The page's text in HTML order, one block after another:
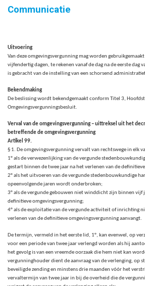
Communicatie
Uitvoering
Van deze omgevingsvergunning mag worden
vijfendertigdagen, te rekenen vanaf de dag na de eerste dag
is gebracht van de instelling van een schorsend
Bekendmaking
De beslissing wordt bekendgemaakt conform Titel 3,
Omgevingsvergunningsbesluit.
Verval van de omgevingsvergunning – uittreksel uit het
betreffende de omgevingsvergunning
Artikel 99.
§ 1. De omgevingsvergunning vervalt van rechtswege in elk
1° als de verwezenlijking van de vergunde
gestart binnen de twee jaar na het verlenen van de
2° als het uitvoeren van de vergunde stedenbouwkundige
opeenvolgende jaren wordt onderbroken;
3° als de vergunde gebouwen niet winddicht zijn binnen vijf
definitieve omgevingsvergunning;
4° als de exploitatie van de vergunde activiteit of inrichting
verlenen van de definitieve omgevingsvergunning aanvangt.
De termijn, vermeld in het eerste lid, 1°, kan evenwel, op
voor een periode van twee jaar verlengd worden als hij
het gevolg is van een vreemde oorzaak die hem niet kan
vergunninghouder dient de aanvraag van de verlenging, op
beveiligde zending en minstens drie maanden vóór het
vervaltermijn van twee jaar in bij de overheid die de